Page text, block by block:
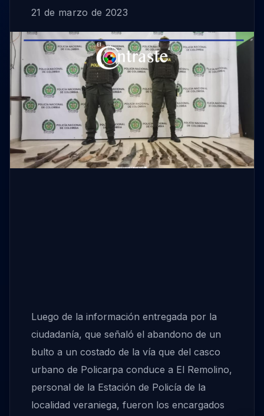
21 de marzo de 2023
Luego de la información entregada por la
ciudadanía, que señaló el abandono de un
bulto a un costado de la vía que del casco
urbano de Policarpa conduce a El Remolino,
personal de la Estación de Policía de la
localidad veraniega, fueron los encargados